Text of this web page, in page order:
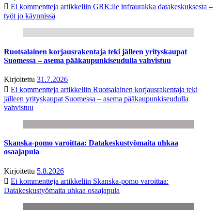
Ei kommentteja artikkeliin GRK:lle infraurakka datakeskuksesta –
työt jo käynnissä
Ruotsalainen korjausrakentaja teki jälleen yrityskaupat
Suomessa – asema pääkaupunkiseudulla vahvistuu
Kirjoitettu 31.7.2026
Ei kommentteja artikkeliin Ruotsalainen korjausrakentaja teki
jälleen yrityskaupat Suomessa – asema pääkaupunkiseudulla
vahvistuu
Skanska-pomo varoittaa: Datakeskustyömaita uhkaa
osaajapula
Kirjoitettu 5.8.2026
Ei kommentteja artikkeliin Skanska-pomo varoittaa:
Datakeskustyömaita uhkaa osaajapula